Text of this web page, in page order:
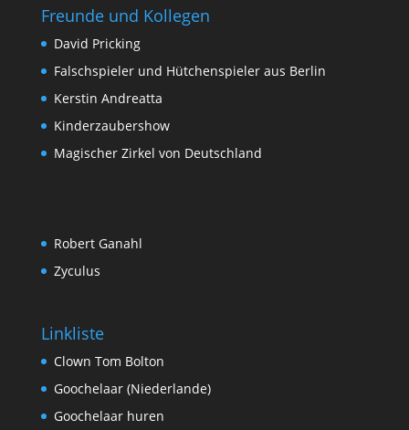
Freunde und Kollegen
David Pricking
Falschspieler und Hütchenspieler aus Berlin
Kerstin Andreatta
Kinderzaubershow
Magischer Zirkel von Deutschland
Robert Ganahl
Zyculus
Linkliste
Clown Tom Bolton
Goochelaar (Niederlande)
Goochelaar huren